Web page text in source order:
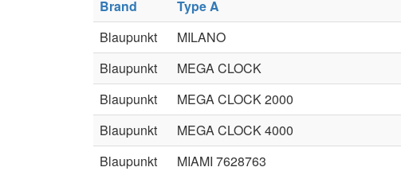
Brand Type A
Blaupunkt
MILANO
Blaupunkt
MEGA CLOCK
Blaupunkt
MEGA CLOCK 2000
Blaupunkt
MEGA CLOCK 4000
Blaupunkt
MIAMI 7628763